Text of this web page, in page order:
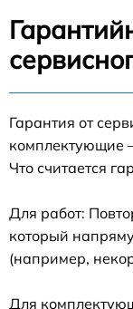
Гарантия от
комплектующие
Что считается
Для работ:
который
(например,
Для